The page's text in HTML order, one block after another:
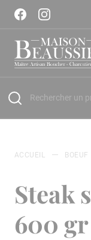
ACCUEIL BOEUF
Steak
600 gr